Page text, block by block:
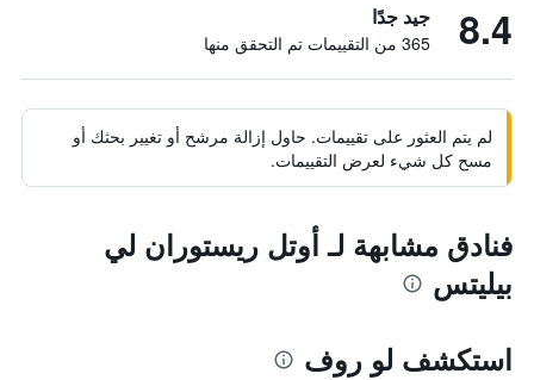
8.4 جيد جدًا
365 من التقييمات تم التحقق منها
لم يتم العثور على تقييمات. حاول إزالة مرشح أو تغيير بحثك أو
مسح كل شيء لعرض التقييمات.
فنادق مشابهة لـ أوتل ريستوران لي
بيليتس
استكشف لو روف